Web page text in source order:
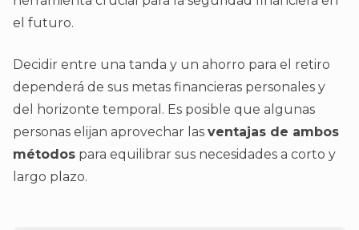
el futuro.
Decidir entre una tanda y un ahorro para el retiro
dependerá de sus metas financieras personales y
del horizonte temporal. Es posible que algunas
personas elijan aprovechar las ventajas de ambos
métodos para equilibrar sus necesidades a corto y
largo plazo.